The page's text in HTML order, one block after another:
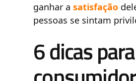
ganhar asatisfação
pessoas se sintam
6 dicas